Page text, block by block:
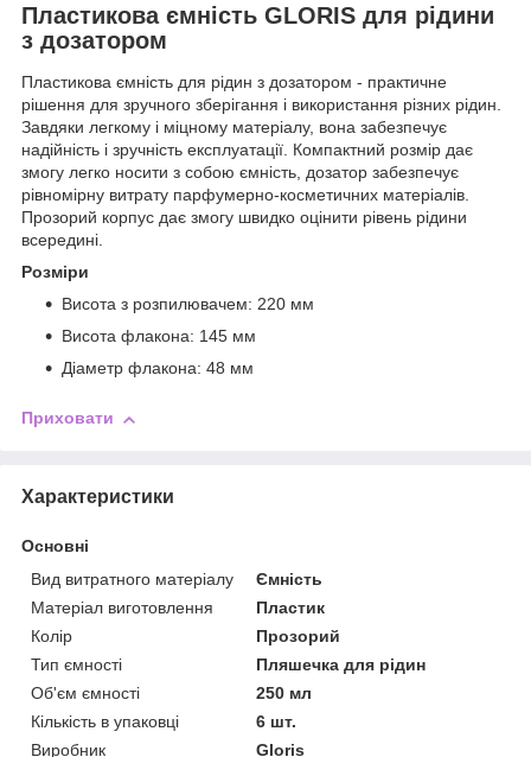
Пластикова ємність GLORIS для рідини
з дозатором
Пластикова ємність для рідин з дозатором - практичне
рішення для зручного зберігання і використання різних рідин.
Завдяки легкому і міцному матеріалу, вона забезпечує
надійність і зручність експлуатації. Компактний розмір дає
змогу легко носити з собою ємність, дозатор забезпечує
рівномірну витрату парфумерно-косметичних матеріалів.
Прозорий корпус дає змогу швидко оцінити рівень рідини
всередині.
Розміри
Висота з розпилювачем: 220 мм
Висота флакона: 145 мм
Діаметр флакона: 48 мм
Приховати
Характеристики
Основні
Вид витратного матеріалу
Ємність
Матеріал виготовлення
Пластик
Колір
Прозорий
Тип ємності
Пляшечка для рідин
Об'єм ємності
250 мл
Кількість в упаковці
6 шт.
Виробник
Gloris